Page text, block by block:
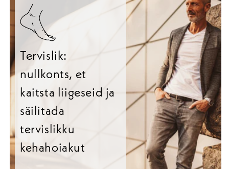
Tervislik:
nullkonts, et
kaitsta liigeseid ja
säilitada
tervislikku
kehahoiakut